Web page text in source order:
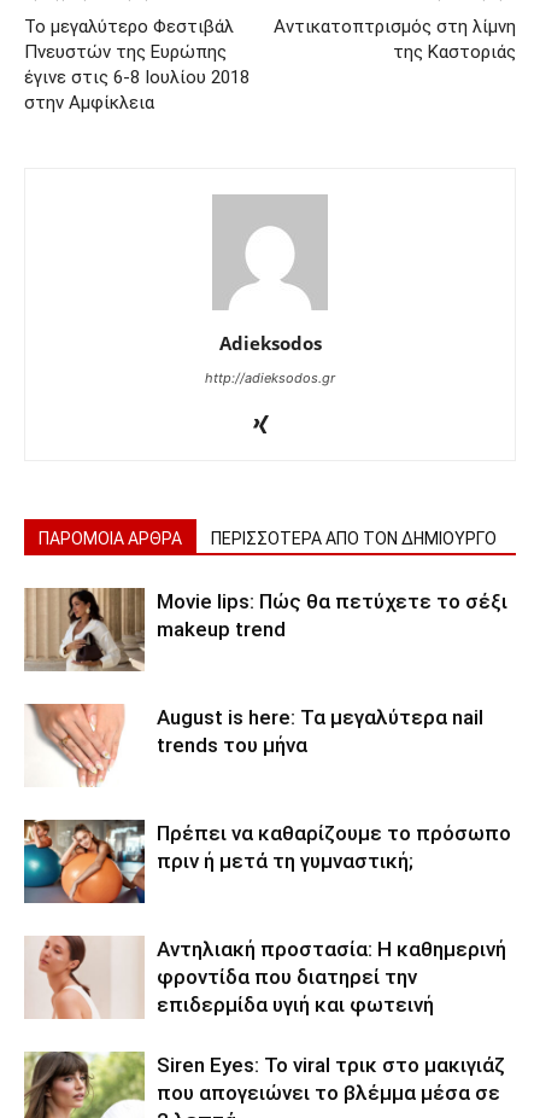
Το μεγαλύτερο Φεστιβάλ
Πνευστών της Ευρώπης
έγινε στις 6-8 Ιουλίου 2018
στην Αμφίκλεια
Αντικατοπτρισμός στη λίμνη
της Καστοριάς
Adieksodos
http://adieksodos.gr
ΠΑΡΟΜΟΙΑ ΑΡΘΡΑ ΠΕΡΙΣΣΟΤΕΡΑ ΑΠΟ ΤΟΝ ΔΗΜΙΟΥΡΓΟ
Movie lips: Πώς θα πετύχετε το σέξι
makeup trend
August is here: Τα μεγαλύτερα nail
trends του μήνα
Πρέπει να καθαρίζουμε το πρόσωπο
πριν ή μετά τη γυμναστική;
Αντηλιακή προστασία: Η καθημερινή
φροντίδα που διατηρεί την
επιδερμίδα υγιή και φωτεινή
Siren Eyes: Το viral τρικ στο μακιγιάζ
που απογειώνει το βλέμμα μέσα σε